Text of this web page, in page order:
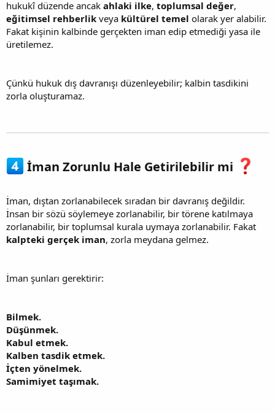
hukukî düzende ancak ahlaki ilke, toplumsal değer,
eğitimsel rehberlik veya kültürel temel olarak yer alabilir.
Fakat kişinin kalbinde gerçekten iman edip etmediği yasa ile
üretilemez.
Çünkü hukuk dış davranışı düzenleyebilir; kalbin tasdikini
zorla oluşturamaz.
İman Zorunlu Hale Getirilebilir mi
İman, dıştan zorlanabilecek sıradan bir davranış değildir.
İnsan bir sözü söylemeye zorlanabilir, bir törene katılmaya
zorlanabilir, bir toplumsal kurala uymaya zorlanabilir. Fakat
kalpteki gerçek iman, zorla meydana gelmez.
İman şunları gerektirir:
Bilmek.
Düşünmek.
Kabul etmek.
Kalben tasdik etmek.
İçten yönelmek.
Samimiyet taşımak.